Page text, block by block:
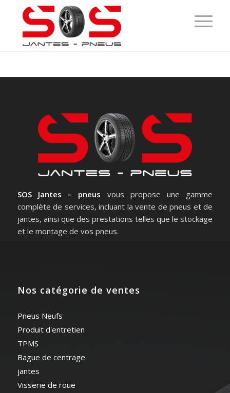
SOS Jantes – pneus vous propose une gamme
complète de services, incluant la vente de pneus et de
jantes, ainsi que des prestations telles que le stockage
et le montage de vos pneus.
Nos catégorie de ventes
Pneus Neufs
Produit d'entretien
TPMS
Bague de centrage
jantes
Visserie de roue